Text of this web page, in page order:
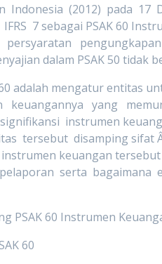
Indonesia (2012) pada 17
7 sebagai PSAK 60
persyaratan
dalam PSAK 50 tidak
adalah mengatur entitas
keuangannya yang
instrumen
tersebut disamping sifat
keuangan
serta bagaimana
PSAK 60 Instrumen
60